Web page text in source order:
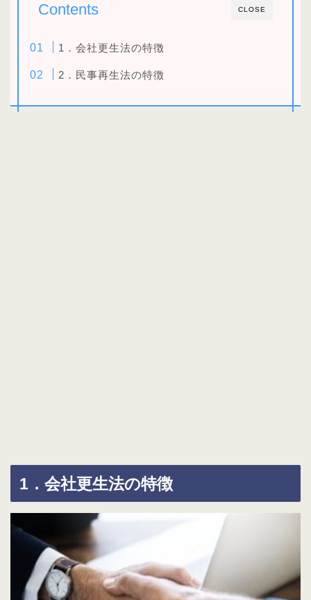
CLOSE
Contents
1．会社更生法の特徴
2．民事再生法の特徴
1．会社更生法の特徴